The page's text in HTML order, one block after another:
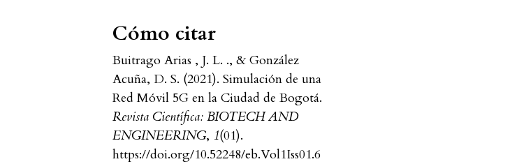
Cómo citar
Buitrago Arias , J. L. ., & González
Acuña, D. S. (2021). Simulación de una
Red Móvil 5G en la Ciudad de Bogotá.
Revista Científica: BIOTECH AND
ENGINEERING, 1(01).
https://doi.org/10.52248/eb.Vol1Iss01.6